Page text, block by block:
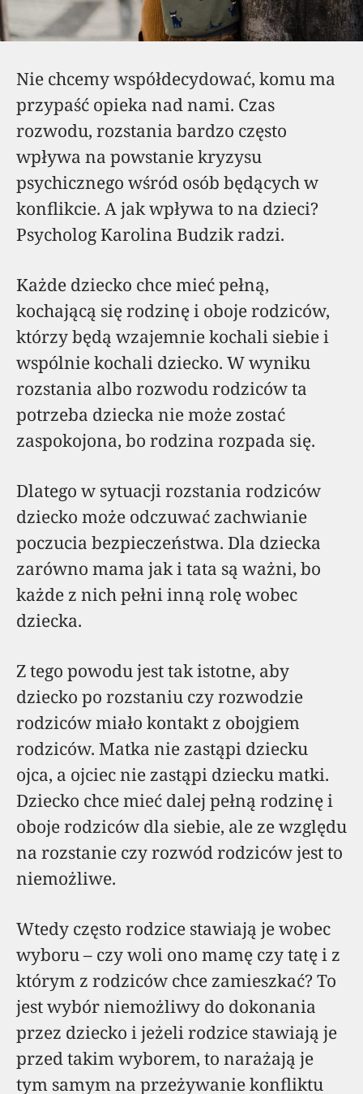
Nie chcemy współdecydować, komu ma
przypaść opieka nad nami. Czas
rozwodu, rozstania bardzo często
wpływa na powstanie kryzysu
psychicznego wśród osób będących w
konflikcie. A jak wpływa to na dzieci?
Psycholog Karolina Budzik radzi.
Każde dziecko chce mieć pełną,
kochającą się rodzinę i oboje rodziców,
którzy będą wzajemnie kochali siebie i
wspólnie kochali dziecko. W wyniku
rozstania albo rozwodu rodziców ta
potrzeba dziecka nie może zostać
zaspokojona, bo rodzina rozpada się.
Dlatego w sytuacji rozstania rodziców
dziecko może odczuwać zachwianie
poczucia bezpieczeństwa. Dla dziecka
zarówno mama jak i tata są ważni, bo
każde z nich pełni inną rolę wobec
dziecka.
Z tego powodu jest tak istotne, aby
dziecko po rozstaniu czy rozwodzie
rodziców miało kontakt z obojgiem
rodziców. Matka nie zastąpi dziecku
ojca, a ojciec nie zastąpi dziecku matki.
Dziecko chce mieć dalej pełną rodzinę i
oboje rodziców dla siebie, ale ze względu
na rozstanie czy rozwód rodziców jest to
niemożliwe.
Wtedy często rodzice stawiają je wobec
wyboru – czy woli ono mamę czy tatę i z
którym z rodziców chce zamieszkać? To
jest wybór niemożliwy do dokonania
przez dziecko i jeżeli rodzice stawiają je
przed takim wyborem, to narażają je
tym samym na przeżywanie konfliktu